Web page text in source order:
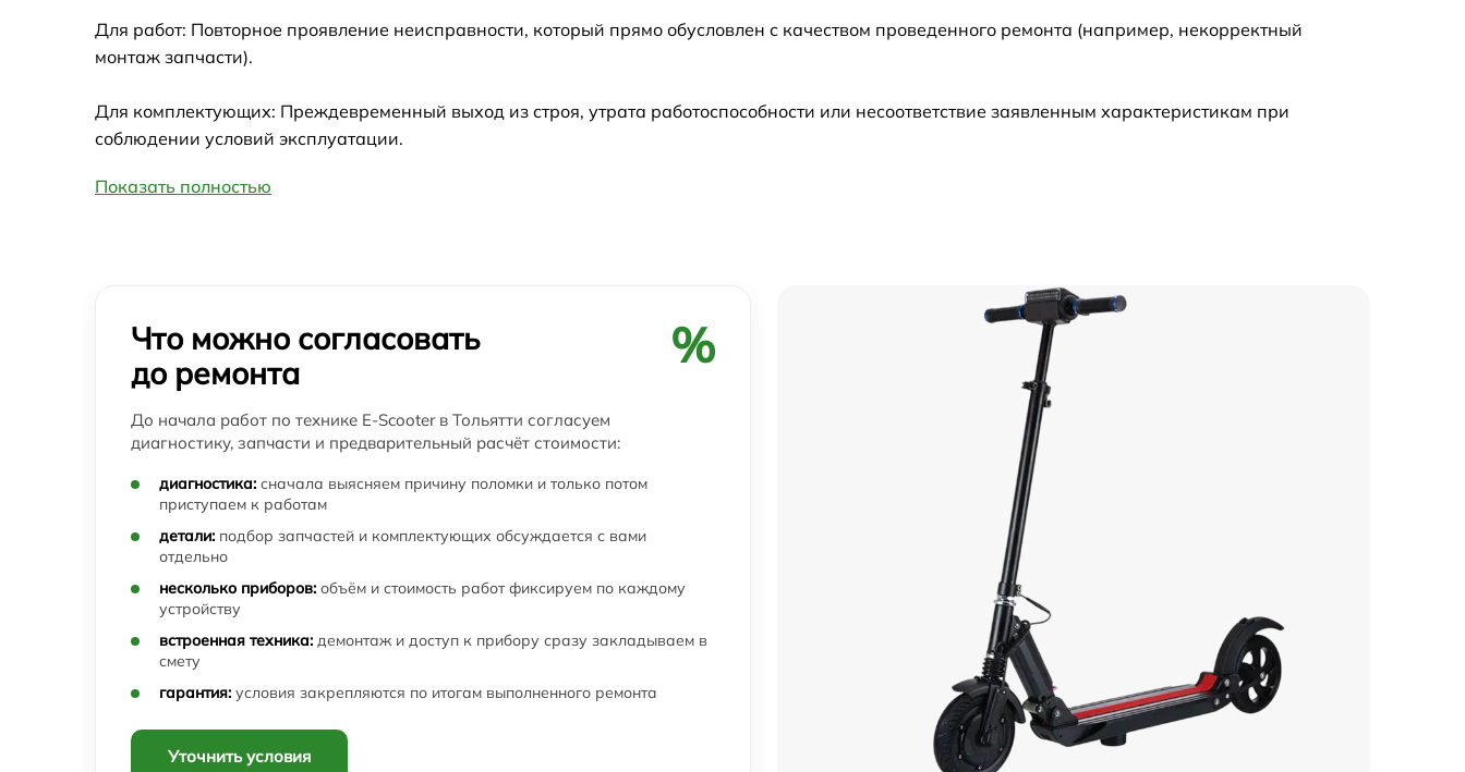
Для работ: Повторное проявление неисправности, который прямо обусловлен с качеством проведенного ремонта (например, некорректный
монтаж запчасти).
Для комплектующих: Преждевременный выход из строя, утрата работоспособности или несоответствие заявленным характеристикам при
соблюдении условий эксплуатации.
Показать полностью
Что можно согласовать
до ремонта
%
До начала работ по технике E-Scooter в Тольятти согласуем
диагностику, запчасти и предварительный расчёт стоимости:
диагностика: сначала выясняем причину поломки и только потом
приступаем к работам
детали: подбор запчастей и комплектующих обсуждается с вами
отдельно
несколько приборов: объём и стоимость работ фиксируем по каждому
устройству
встроенная техника: демонтаж и доступ к прибору сразу закладываем в
смету
гарантия: условия закрепляются по итогам выполненного ремонта
Уточнить условия